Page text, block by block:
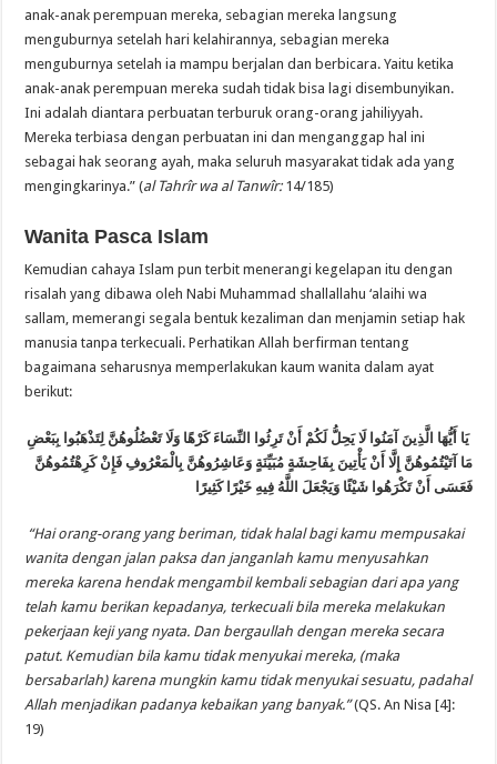
anak-anak perempuan mereka, sebagian mereka langsung
menguburnya setelah hari kelahirannya, sebagian mereka
menguburnya setelah ia mampu berjalan dan berbicara. Yaitu ketika
anak-anak perempuan mereka sudah tidak bisa lagi disembunyikan.
Ini adalah diantara perbuatan terburuk orang-orang jahiliyyah.
Mereka terbiasa dengan perbuatan ini dan menganggap hal ini
sebagai hak seorang ayah, maka seluruh masyarakat tidak ada yang
mengingkarinya.” (al Tahrîr wa al Tanwîr: 14/185)
Wanita Pasca Islam
Kemudian cahaya Islam pun terbit menerangi kegelapan itu dengan
risalah yang dibawa oleh Nabi Muhammad shallallahu ‘alaihi wa
sallam, memerangi segala bentuk kezaliman dan menjamin setiap hak
manusia tanpa terkecuali. Perhatikan Allah berfirman tentang
bagaimana seharusnya memperlakukan kaum wanita dalam ayat
berikut:
يَا أَيُّهَا الَّذِينَ آمَنُوا لَا يَحِلُّ لَكُمْ أَنْ تَرِثُوا النِّسَاءَ كَرْهًا وَلَا تَعْضُلُوهُنَّ لِتَذْهَبُوا بِبَعْضِ
مَا آتَيْتُمُوهُنَّ إِلَّا أَنْ يَأْتِينَ بِفَاحِشَةٍ مُبَيِّنَةٍ وَعَاشِرُوهُنَّ بِالْمَعْرُوفِ فَإِنْ كَرِهْتُمُوهُنَّ
فَعَسَى أَنْ تَكْرَهُوا شَيْئًا وَيَجْعَلَ اللَّهُ فِيهِ خَيْرًا كَثِيرًا
“Hai orang-orang yang beriman, tidak halal bagi kamu mempusakai
wanita dengan jalan paksa dan janganlah kamu menyusahkan
mereka karena hendak mengambil kembali sebagian dari apa yang
telah kamu berikan kepadanya, terkecuali bila mereka melakukan
pekerjaan keji yang nyata. Dan bergaullah dengan mereka secara
patut. Kemudian bila kamu tidak menyukai mereka, (maka
bersabarlah) karena mungkin kamu tidak menyukai sesuatu, padahal
Allah menjadikan padanya kebaikan yang banyak.”(QS. An Nisa [4]:
19)